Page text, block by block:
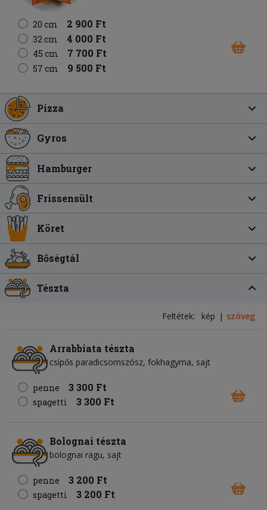
20 cm 2 900 Ft
32 cm 4 000 Ft
45 cm 7 700 Ft
57 cm 9 500 Ft
Pizza
Gyros
Hamburger
Frissensült
Köret
Bőségtál
Tészta
Feltétek: kép szöveg
Arrabbiata tészta
csípős paradicsomszósz fokhagyma sajt
penne 3 300 Ft
spagetti 3 300 Ft
Bolognai tészta
bolognai ragu sajt
penne 3 200 Ft
spagetti 3 200 Ft